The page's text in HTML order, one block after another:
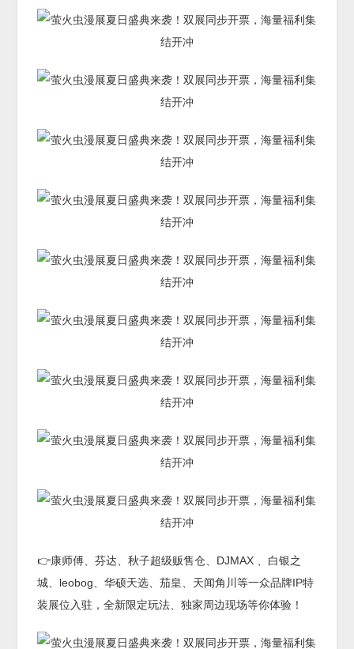
👉康师傅、芬达、秋子超级贩售仓、DJMAX 、白银之
城、leobog、华硕天选、茄皇、天闻角川等一众品牌IP特
装展位入驻，全新限定玩法、独家周边现场等你体验！